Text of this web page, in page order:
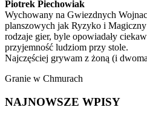
Piotrek Piechowiak
Wychowany na Gwiezdnych
planszowych jak Ryzyko i
rodzaje gier, byle opowiadały
przyjemność ludziom przy stole.
Najczęściej grywam z żoną (i
Granie w Chmurach
NAJNOWSZE WPISY